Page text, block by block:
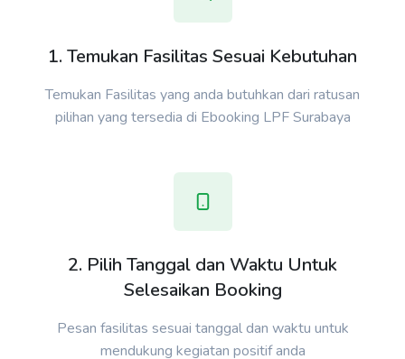
1. Temukan Fasilitas Sesuai Kebutuhan
Temukan Fasilitas yang anda butuhkan dari ratusan
pilihan yang tersedia di Ebooking LPF Surabaya
2. Pilih Tanggal dan Waktu Untuk
Selesaikan Booking
Pesan fasilitas sesuai tanggal dan waktu untuk
mendukung kegiatan positif anda